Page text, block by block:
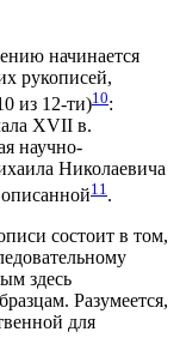
начинается
рукописей,
из 12-ти)10:
XVII в.
научно-
Николаевичa
11.
состоит в том,
здесь
Разумеется,
для